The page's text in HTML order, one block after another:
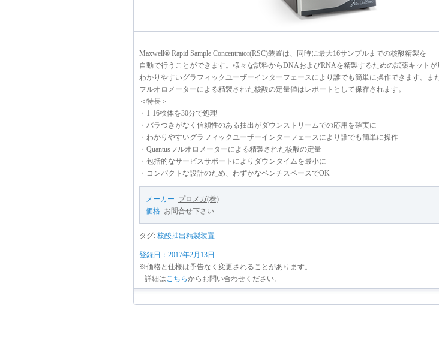
Maxwell® Rapid Sample Concentrator(RSC)装置は、同時に最大16サンプルまでの核酸精製を
自動で行うことができます。様々な試料からDNAおよびRNAを精製するための試薬キットが
わかりやすいグラフィックユーザーインターフェースにより誰でも簡単に操作できます。ま
フルオロメーターによる精製された核酸の定量値はレポートとして保存されます。
＜特長＞
・1-16検体を30分で処理
・バラつきがなく信頼性のある抽出がダウンストリームでの応用を確実に
・わかりやすいグラフィックユーザーインターフェースにより誰でも簡単に操作
・Quantusフルオロメーターによる精製された核酸の定量
・包括的なサービスサポートによりダウンタイムを最小に
・コンパクトな設計のため、わずかなベンチスペースでOK
メーカー: プロメガ(株)
価格: お問合せ下さい
タグ: 核酸抽出精製装置
登録日：2017年2月13日
※価格と仕様は予告なく変更されることがあります。
詳細はこちらからお問い合わせください。